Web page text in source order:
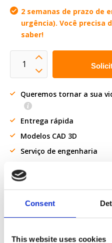
Consent
This website uses cookies
2 semanas de prazo de
urgência). Você precisa
saber!
Queremos tornar a sua
Entrega rápida
Modelos CAD 3D
Serviço de engenharia
serviço de urgência).
Deixe-nos saber!
Download PDF